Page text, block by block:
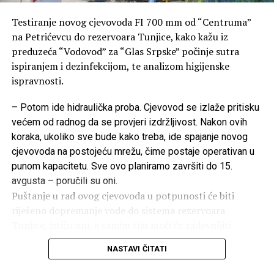
Testiranje novog cjevovoda FI 700 mm od “Centruma”
na Petrićevcu do rezervoara Tunjice, kako kažu iz
preduzeća “Vodovod” za “Glas Srpske” počinje sutra
ispiranjem i dezinfekcijom, te analizom higijenske
ispravnosti.
– Potom ide hidraulička proba. Cjevovod se izlaže pritisku
većem od radnog da se provjeri izdržljivost. Nakon ovih
koraka, ukoliko sve bude kako treba, ide spajanje novog
cjevovoda na postojeću mrežu, čime postaje operativan u
punom kapacitetu. Sve ovo planiramo završiti do 15.
avgusta – poručili su oni.
Puštanje u rad ovog cjevovoda u potpunosti će biti
riješeno dopremanje vode do sistema rezervoara
potrebe za vodom svih stanovnika sjevernog dijela
Banjaluke.
NASTAVI ČITATI